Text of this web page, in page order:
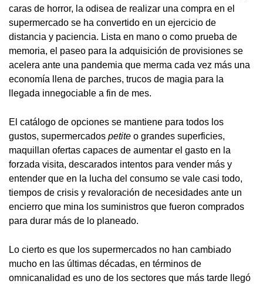
caras de horror, la odisea de realizar una compra en el
supermercado se ha convertido en un ejercicio de
distancia y paciencia. Lista en mano o como prueba de
memoria, el paseo para la adquisición de provisiones se
acelera ante una pandemia que merma cada vez más una
economía llena de parches, trucos de magia para la
llegada innegociable a fin de mes.
El catálogo de opciones se mantiene para todos los
gustos, supermercados petite o grandes superficies,
maquillan ofertas capaces de aumentar el gasto en la
forzada visita, descarados intentos para vender más y
entender que en la lucha del consumo se vale casi todo,
tiempos de crisis y revaloración de necesidades ante un
encierro que mina los suministros que fueron comprados
para durar más de lo planeado.
Lo cierto es que los supermercados no han cambiado
mucho en las últimas décadas, en términos de
omnicanalidad es uno de los sectores que más tarde llegó